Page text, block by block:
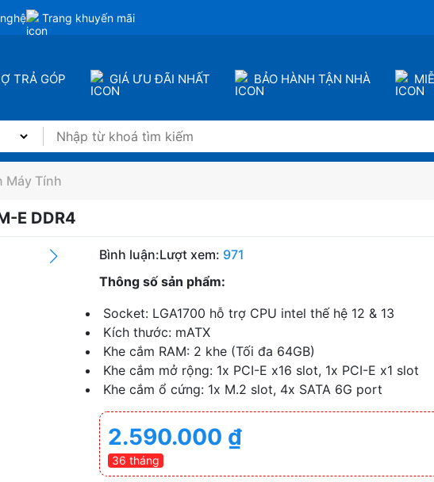
Trang khuyến mãi
TRẢ GÓP GIÁ ƯU ĐÃI NHẤT BẢO HÀNH TẬN NHÀ
Máy Tính
E DDR4
Bình luận:Lượt xem: 971
Thông số sản phẩm:
Socket: LGA1700 hỗ trợ CPU intel thế hệ 12 & 13
Kích thước: mATX
Khe cắm RAM: 2 khe (Tối đa 64GB)
Khe cắm mở rộng: 1x PCI-E x16 slot, 1x PCI-E x1 slot
Khe cắm ổ cứng: 1x M.2 slot, 4x SATA 6G port
2.590.000 ₫
36 tháng